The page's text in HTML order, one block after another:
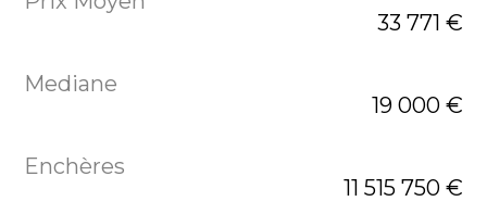
33 771 €
19 000 €
11 515 750 €